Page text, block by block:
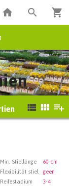
Min. Stiellänge
60 cm
Flexibilität stiel
geen
Reifestadium
3-4